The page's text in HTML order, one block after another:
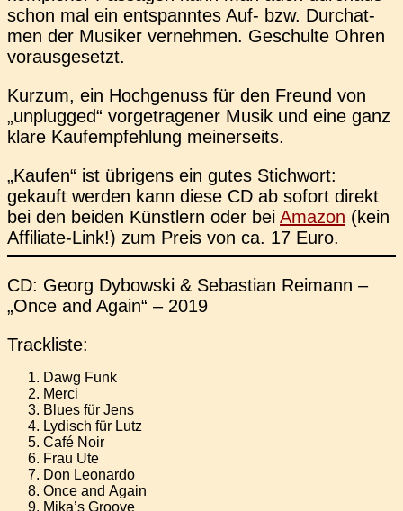
schon mal ein ent­spann­tes Auf- bzw. Durch­at­
men der Musi­ker ver­neh­men. Geschul­te Ohren
vorausgesetzt.
Kurzum, ein Hoch­ge­nuss für den Freund von
„unplug­ged“ vor­ge­tra­ge­ner Musik und eine ganz
klare Kauf­emp­feh­lung meinerseits.
„Kaufen“ ist übri­gens ein gutes Stich­wort:
gekauft werden kann diese CD ab sofort direkt
bei den beiden Künst­lern oder bei Amazon (kein
Affi­lia­te-Link!) zum Preis von ca. 17 Euro.
CD: Georg Dybow­ski & Sebas­ti­an Rei­mann –
„Once and Again“ – 2019
Track­lis­te:
Dawg Funk
Merci
Blues für Jens
Lydisch für Lutz
Café Noir
Frau Ute
Don Leo­nar­do
Once and Again
Mika’s Groove